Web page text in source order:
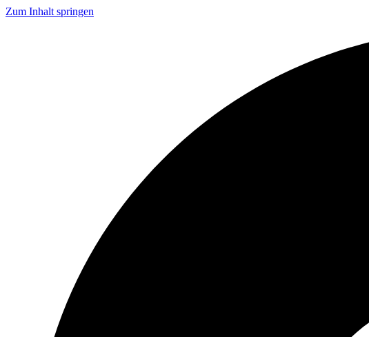
Zum Inhalt springen